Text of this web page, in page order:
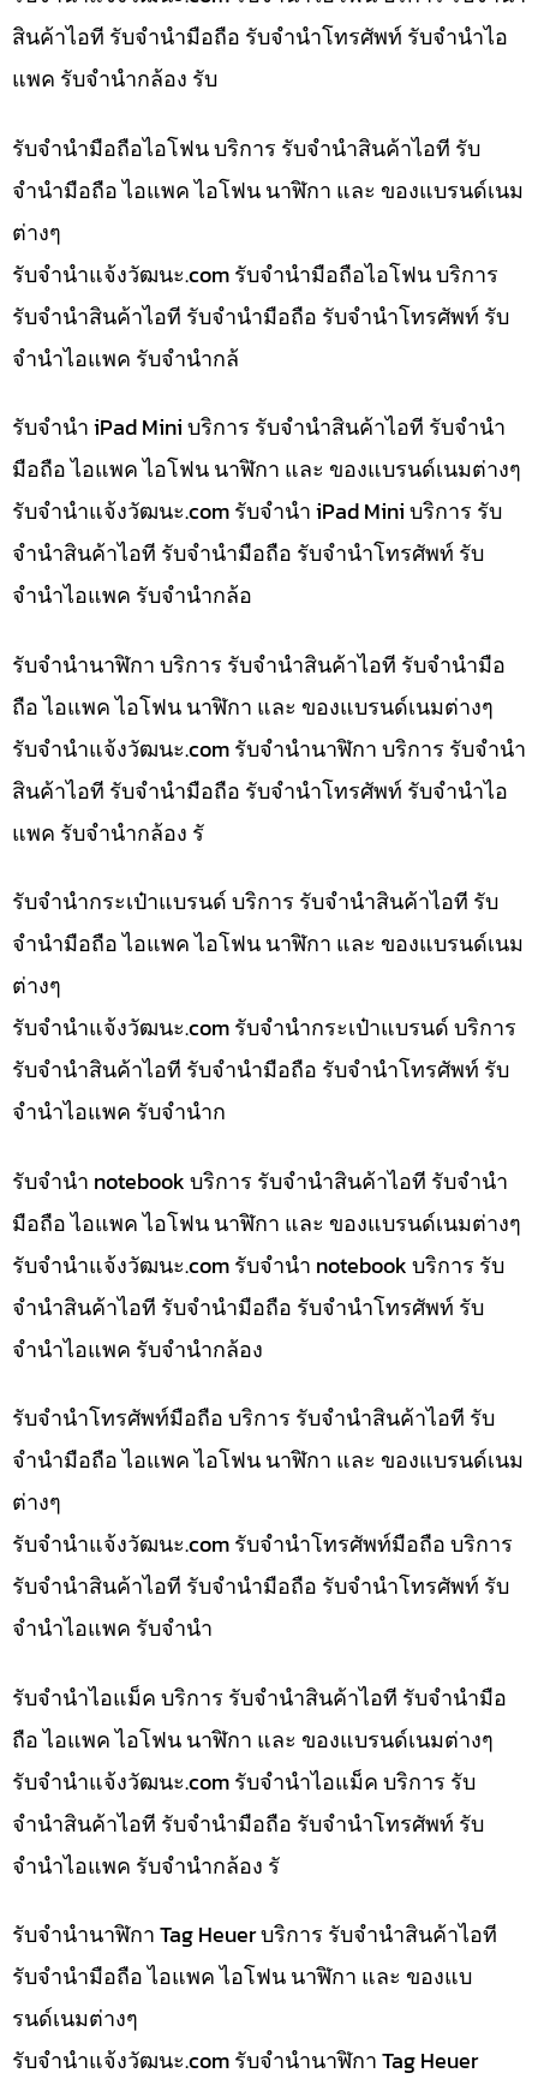
สินค้าไอที รับจำนำมือถือ รับจำนำโทรศัพท์ รับจำนำไอ
แพค รับจำนำกล้อง รับ
รับจำนำมือถือไอโฟน บริการ รับจำนำสินค้าไอที รับ
จำนำมือถือ ไอแพค ไอโฟน นาฬิกา และ ของแบรนด์เนม
ต่างๆ
รับจํานําแจ้งวัฒนะ.com รับจำนำมือถือไอโฟน บริการ
รับจำนำสินค้าไอที รับจำนำมือถือ รับจำนำโทรศัพท์ รับ
จำนำไอแพค รับจำนำกล้
รับจำนำ iPad Mini บริการ รับจำนำสินค้าไอที รับจำนำ
มือถือ ไอแพค ไอโฟน นาฬิกา และ ของแบรนด์เนมต่างๆ
รับจํานําแจ้งวัฒนะ.com รับจำนำ iPad Mini บริการ รับ
จำนำสินค้าไอที รับจำนำมือถือ รับจำนำโทรศัพท์ รับ
จำนำไอแพค รับจำนำกล้อ
รับจำนำนาฬิกา บริการ รับจำนำสินค้าไอที รับจำนำมือ
ถือ ไอแพค ไอโฟน นาฬิกา และ ของแบรนด์เนมต่างๆ
รับจํานําแจ้งวัฒนะ.com รับจำนำนาฬิกา บริการ รับจำนำ
สินค้าไอที รับจำนำมือถือ รับจำนำโทรศัพท์ รับจำนำไอ
แพค รับจำนำกล้อง รั
รับจำนำกระเป๋าแบรนด์ บริการ รับจำนำสินค้าไอที รับ
จำนำมือถือ ไอแพค ไอโฟน นาฬิกา และ ของแบรนด์เนม
ต่างๆ
รับจํานําแจ้งวัฒนะ.com รับจำนำกระเป๋าแบรนด์ บริการ
รับจำนำสินค้าไอที รับจำนำมือถือ รับจำนำโทรศัพท์ รับ
จำนำไอแพค รับจำนำก
รับจำนำ notebook บริการ รับจำนำสินค้าไอที รับจำนำ
มือถือ ไอแพค ไอโฟน นาฬิกา และ ของแบรนด์เนมต่างๆ
รับจํานําแจ้งวัฒนะ.com รับจำนำ notebook บริการ รับ
จำนำสินค้าไอที รับจำนำมือถือ รับจำนำโทรศัพท์ รับ
จำนำไอแพค รับจำนำกล้อง
รับจำนำโทรศัพท์มือถือ บริการ รับจำนำสินค้าไอที รับ
จำนำมือถือ ไอแพค ไอโฟน นาฬิกา และ ของแบรนด์เนม
ต่างๆ
รับจํานําแจ้งวัฒนะ.com รับจำนำโทรศัพท์มือถือ บริการ
รับจำนำสินค้าไอที รับจำนำมือถือ รับจำนำโทรศัพท์ รับ
จำนำไอแพค รับจำนำ
รับจำนำไอแม็ค บริการ รับจำนำสินค้าไอที รับจำนำมือ
ถือ ไอแพค ไอโฟน นาฬิกา และ ของแบรนด์เนมต่างๆ
รับจํานําแจ้งวัฒนะ.com รับจำนำไอแม็ค บริการ รับ
จำนำสินค้าไอที รับจำนำมือถือ รับจำนำโทรศัพท์ รับ
จำนำไอแพค รับจำนำกล้อง รั
รับจำนำนาฬิกา Tag Heuer บริการ รับจำนำสินค้าไอที
รับจำนำมือถือ ไอแพค ไอโฟน นาฬิกา และ ของแบ
รนด์เนมต่างๆ
รับจํานําแจ้งวัฒนะ.com รับจำนำนาฬิกา Tag Heuer